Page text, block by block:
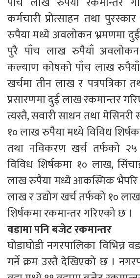
कर्मचारी प्रोत्साहन तथा
रुपैया मध्ये अवलोकन भ्रमणमा
पुरै पाँच लाख रुपैयाँ अवलोकन
कल्याण कोषको पाँच लाख
खर्चमा तीन लाख र पत्रपत्रिका
प्रसारणमा दुई लाख रकमान्तर
त्यस्तै, सवारी साधन तथा मेसिनरी
१० लाख रुपैया मध्ये विविध
तथा नविकरण खर्च तर्फको
विविध शिर्षकमा १० लाख,
लाख रुपैया मध्ये आकस्मिक भैपरि
लाख र उद्योग खर्च तर्फको १०
शिर्षकमा रकमान्तर गरिएको छ ।
वडामा पनि बजेट रकमान्तर
घोडाघोडी नगरपालिका विभिन्न
गर्ने क्रम उस्तै देखिएको छ ।